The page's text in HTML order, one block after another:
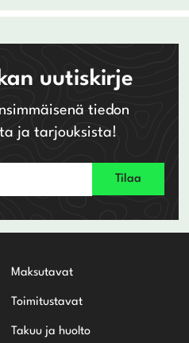
uutiskirje
tiedon
ja tarjouksista!
Maksutavat
Toimitustavat
Takuu ja huolto